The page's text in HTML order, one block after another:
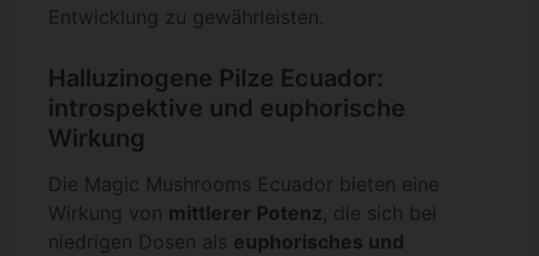
Entwicklung zu gewährleisten.
Halluzinogene Pilze Ecuador:
introspektive und euphorische
Wirkung
Die Magic Mushrooms Ecuador bieten eine
Wirkung von mittlerer Potenz, die sich bei
niedrigen Dosen als euphorisches und